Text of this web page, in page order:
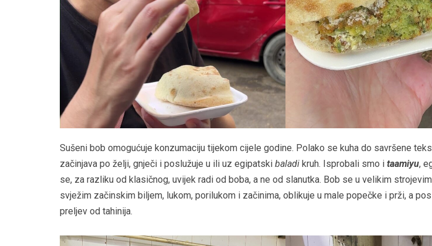
Sušeni bob omogućuje konzumaciju tijekom cijele godine. Polako se kuha do savršene
začinjava po želji, gnječi i poslužuje u ili uz egipatski baladi kruh. Isprobali smo i taamiyu,
se, za razliku od klasičnog, uvijek radi od boba, a ne od slanutka. Bob se u velikim
svježim začinskim biljem, lukom, porilukom i začinima, oblikuje u male popečke i prži, a
preljev od tahinija.